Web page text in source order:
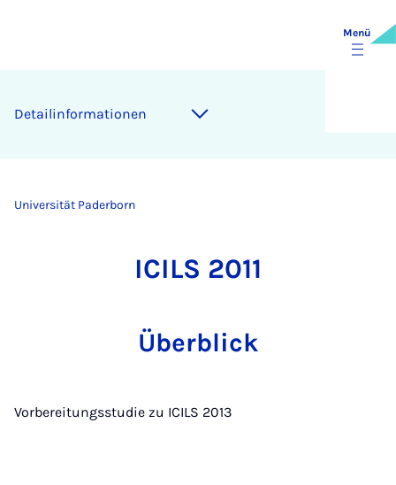
Menü
Detailinformationen
Universität Paderborn
ICILS 2011
Überblick
Vorbereitungsstudie zu ICILS 2013